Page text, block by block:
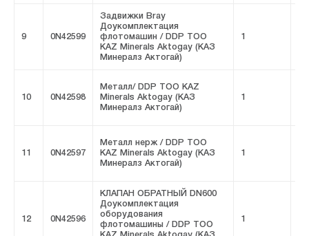
9 0N42599
Задвижки Bray
Доукомплектация
флотомашин / DDP ТОО
KAZ Minerals Aktogay (КАЗ
Минералз Актогай)
1
10 0N42598
Металл/ DDP ТОО KAZ
Minerals Aktogay (КАЗ
Минералз Актогай)
1
11 0N42597
Металл нерж / DDP ТОО
KAZ Minerals Aktogay (КАЗ
Минералз Актогай)
1
12 0N42596
КЛАПАН ОБРАТНЫЙ DN600
Доукомплектация
оборудования
флотомашины / DDP ТОО
1